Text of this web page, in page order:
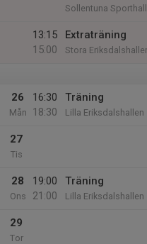
Sollentuna Sporthall
13:15
15:00
Extraträning
Stora
26
Mån
16:30
18:30
Träning
Lilla Eriksdalshallen
27
Tis
28
Ons
19:00
21:00
Träning
Lilla Eriksdalshallen
29
Tor